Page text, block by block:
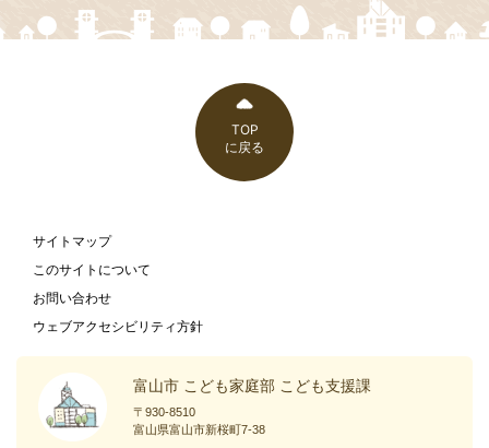
TOP
に戻る
サイトマップ
このサイトについて
お問い合わせ
ウェブアクセシビリティ方針
富山市 こども家庭部 こども支援課
〒930-8510
富山県富山市新桜町7-38